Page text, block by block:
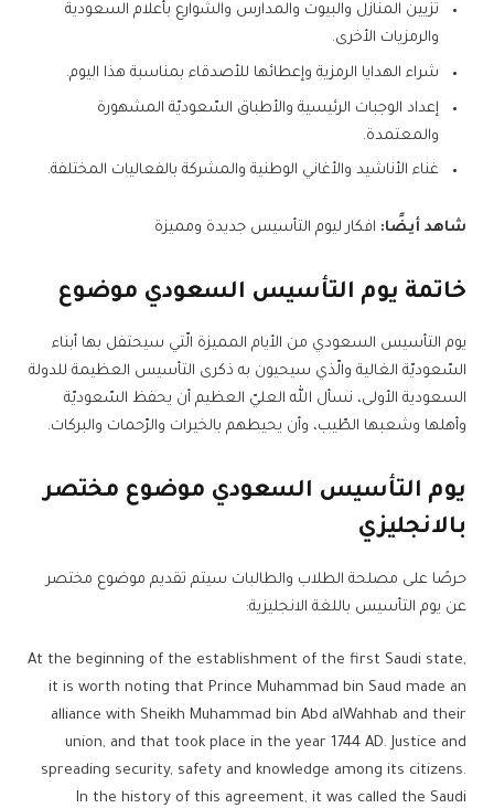
تزيين المنازل والبيوت والمدارس والشّوارع بأعلام السعودية
والرمزيات الأخرى.
شراء الهدايا الرمزية وإعطائها للأصدقاء بمناسبة هذا اليوم.
إعداد الوجبات الرئيسية والأطباق السّعوديّة المشهورة
والمعتمدة.
غناء الأناشيد والأغاني الوطنية والمشركة بالفعاليات المختلفة.
شاهد أيضًا: افكار ليوم التأسيس جديدة ومميزة
خاتمة يوم التأسيس السعودي موضوع
يوم التأسيس السعودي من الأيام المميزة الّتي سيحتفل بها أبناء
السّعوديّة الغالية والّذي سيحيون به ذكرى التأسيس العظيمة للدولة
السعودية الأولى، نسأل الله العليّ العظيم أن يحفظ السّعوديّة
وأهلها وشعبها الطّيب، وأن يحيطهم بالخيرات والرّحمات والبركات.
يوم التأسيس السعودي موضوع مختصر
بالانجليزي
حرصًا على مصلحة الطلاب والطالبات سيتم تقديم موضوع مختصر
عن يوم التأسيس باللغة الانجليزية:
At the beginning of the establishment of the first Saudi state,
it is worth noting that Prince Muhammad bin Saud made an
alliance with Sheikh Muhammad bin Abd alWahhab and their
union, and that took place in the year 1744 AD. Justice and
spreading security, safety and knowledge among its citizens.
In the history of this agreement, it was called the Saudi